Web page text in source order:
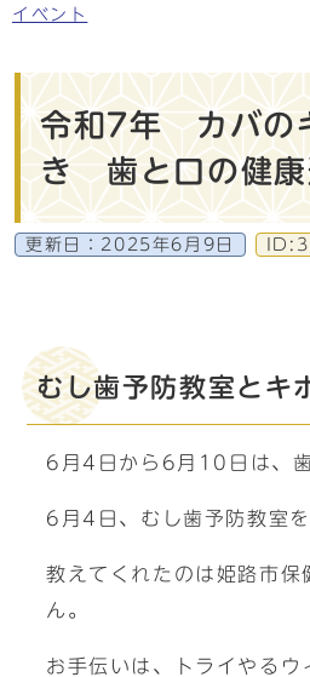
イベント
令和7年 カバの
き 歯と口の健康
更新日： 2025年6月9日
むし歯予防教室とキ
6月4日から6月10日は、歯
6月4日、むし歯予防教室を
教えてくれたのは姫路市保
ん。
お手伝いは、トライやるウ